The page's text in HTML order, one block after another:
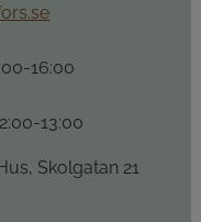
16:00
13:00
Skolgatan 21